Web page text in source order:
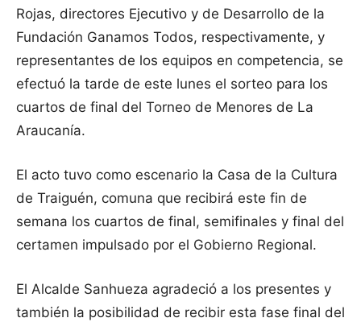
Rojas, directores Ejecutivo y de Desarrollo de la
Fundación Ganamos Todos, respectivamente, y
representantes de los equipos en competencia, se
efectuó la tarde de este lunes el sorteo para los
cuartos de final del Torneo de Menores de La
Araucanía.
El acto tuvo como escenario la Casa de la Cultura
de Traiguén, comuna que recibirá este fin de
semana los cuartos de final, semifinales y final del
certamen impulsado por el Gobierno Regional.
El Alcalde Sanhueza agradeció a los presentes y
también la posibilidad de recibir esta fase final del